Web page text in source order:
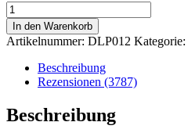
Lullaby
Of
Birdland
Menge
In den Warenkorb
Artikelnummer: DLP012 Kategorie:
Beschreibung
Rezensionen (3787)
Beschreibung